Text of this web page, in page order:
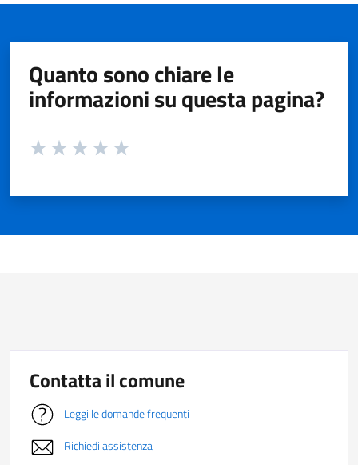
Quanto sono chiare le
informazioni su questa pagina?
Valuta da 1 a 5 stelle la pagina
Contatta il comune
Leggi le domande frequenti
Richiedi assistenza